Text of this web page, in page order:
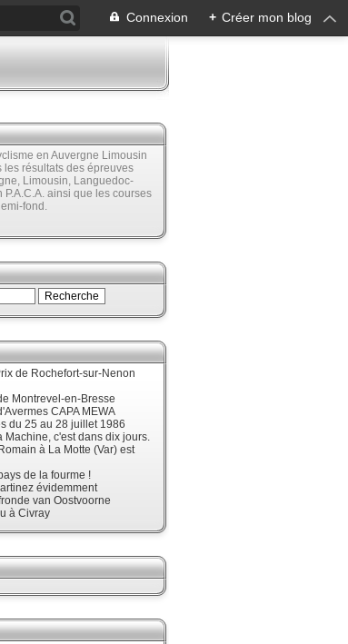
Connexion + Créer mon blog
en Auvergne Limousin
les résultats des épreuves
Limousin, Languedoc-
P.A.C.A. ainsi que les courses
fond.
de Rochefort-sur-Nenon
Montrevel-en-Bresse
CAPA MEWA
du 25 au 28 juillet 1986
Machine, c'est dans dix jours.
à La Motte (Var) est
de la fourme !
évidemment
van Oostvoorne
à Civray